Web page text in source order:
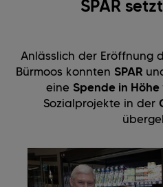
SPAR
Anlässlich der Eröffnung
Bürmoos konnten SPAR
eine Spende in
Sozialprojekte in der